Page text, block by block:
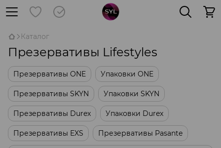
Каталог
Презервативы Lifestyles
Презервативы ONE Упаковки ONE
Презервативы SKYN Упаковки SKYN
Презервативы Durex Упаковки Durex
Презервативы EXS Презервативы Pasante